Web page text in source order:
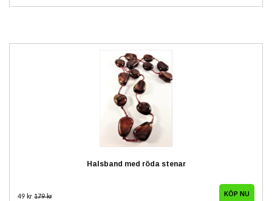
Halsband med röda stenar
49 kr 179 kr